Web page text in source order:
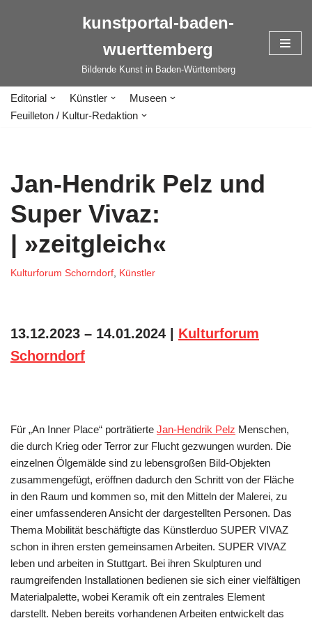
kunstportal-baden-
wuerttemberg
Bildende Kunst in Baden-Württemberg
Editorial Künstler
Museen
Feuilleton / Kultur-Redaktion
Jan-Hendrik Pelz und
Super Vivaz:
| »zeitgleich«
Kulturforum Schorndorf, Künstler
13.12.2023 – 14.01.2024 | Kulturforum
Schorndorf
Für „An Inner Place“ porträtierte Jan-Hendrik Pelz Menschen,
die durch Krieg oder Terror zur Flucht gezwungen wurden. Die
einzelnen Ölgemälde sind zu lebensgroßen Bild-Objekten
zusammengefügt, eröffnen dadurch den Schritt von der Fläche
in den Raum und kommen so, mit den Mitteln der Malerei, zu
einer umfassenderen Ansicht der dargestellten Personen. Das
Thema Mobilität beschäftigte das Künstlerduo SUPER VIVAZ
schon in ihren ersten gemeinsamen Arbeiten. SUPER VIVAZ
leben und arbeiten in Stuttgart. Bei ihren Skulpturen und
raumgreifenden Installationen bedienen sie sich einer vielfältigen
Materialpalette, wobei Keramik oft ein zentrales Element
darstellt. Neben bereits vorhandenen Arbeiten entwickelt das